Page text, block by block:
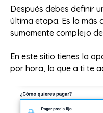
Después debes definir
última etapa. Es la más
sumamente complejo
En este sitio tienes la
por hora, lo que a ti te